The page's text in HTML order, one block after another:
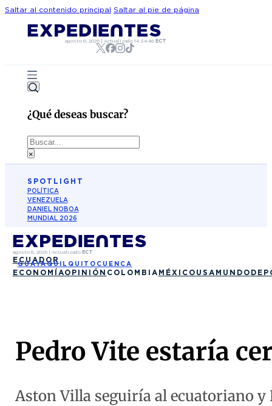
Saltar al contenido principal Saltar al pie de página
agosto 8, 2026| Actualizado 14:34:48 ECT
¿Qué deseas buscar?
Buscar
×
SPOTLIGHT
POLÍTICA
VENEZUELA
DANIEL NOBOA
MUNDIAL 2026
agosto 8, 2026| Actualizado ECT
ECUADOR
GUAYAQUIL QUITO CUENCA
ECONOMÍAOPINIÓN COLOMBIA MÉXICO USA MUNDO
Pedro Vite estaría
Aston Villa seguiría al ecuatoriano